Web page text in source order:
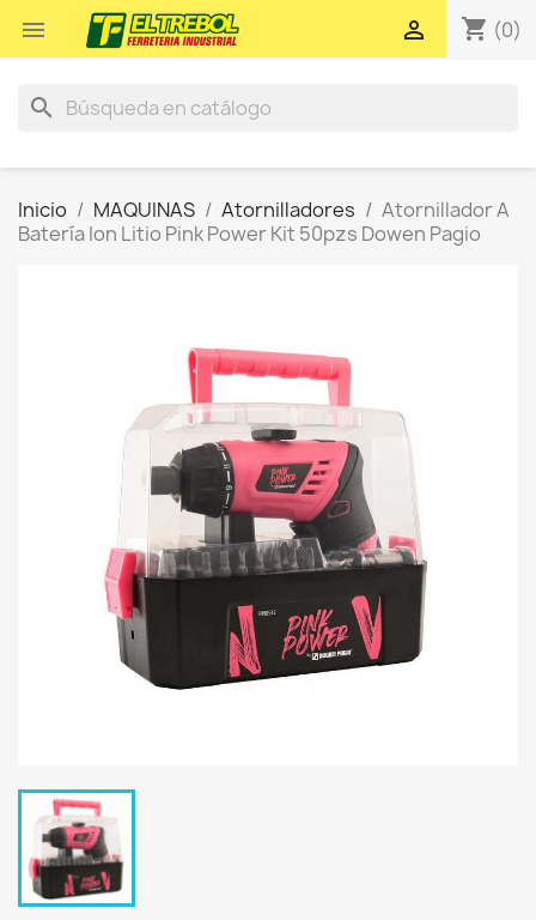
 shopping_cart (0)

search
Inicio MAQUINAS Atornilladores
Atornillador A
Batería Ion Litio Pink Power Kit 50pzs Dowen Pagio